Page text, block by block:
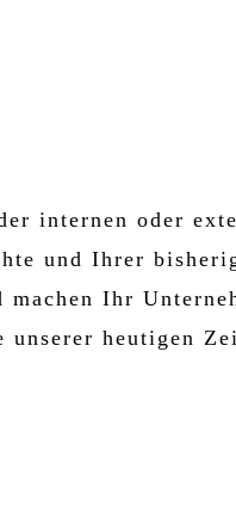
internen oder
und Ihrer
Ihr
heutigen